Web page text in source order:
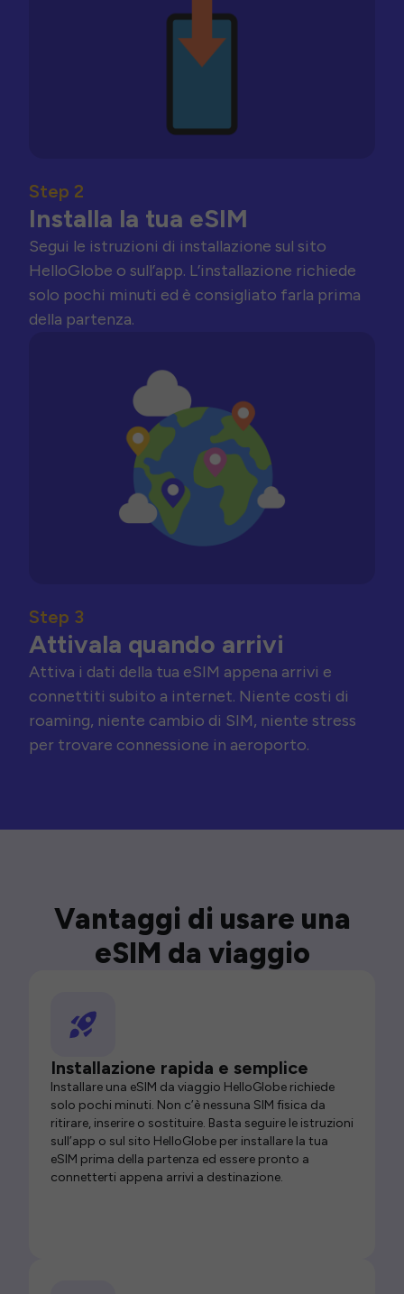
Step 2
Installa la tua eSIM
Segui le istruzioni di installazione sul sito
HelloGlobe o sull’app. L’installazione richiede
solo pochi minuti ed è consigliato farla prima
della partenza.
Step 3
Attivala quando arrivi
Attiva i dati della tua eSIM appena arrivi e
connettiti subito a internet. Niente costi di
roaming, niente cambio di SIM, niente stress
per trovare connessione in aeroporto.
Vantaggi di usare una
eSIM da viaggio
Installazione rapida e semplice
Installare una eSIM da viaggio HelloGlobe richiede
solo pochi minuti. Non c’è nessuna SIM fisica da
ritirare, inserire o sostituire. Basta seguire le istruzioni
sull’app o sul sito HelloGlobe per installare la tua
eSIM prima della partenza ed essere pronto a
connetterti appena arrivi a destinazione.